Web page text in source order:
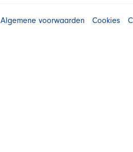
Algemene voorwaarden Cookies